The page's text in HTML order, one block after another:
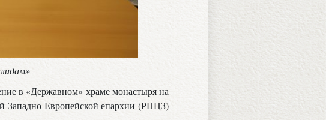
в «Державном» храме монастыря на
Западно-Европейской епархии (РПЦЗ)